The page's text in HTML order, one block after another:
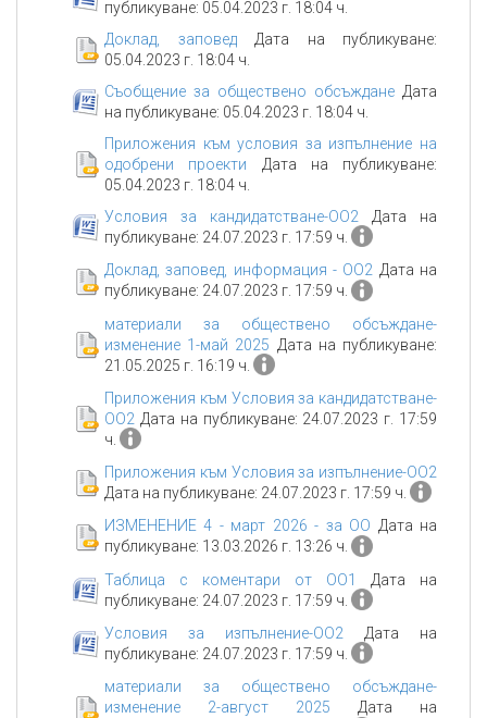
публикуване: 05.04.2023 г. 18:04 ч.
Доклад, заповедДата на публикуване:
05.04.2023 г. 18:04 ч.
Съобщение за обществено обсъждане Дата
на публикуване: 05.04.2023 г. 18:04 ч.
Приложения към условия за изпълнение на
одобрени проекти Дата на публикуване:
05.04.2023 г. 18:04 ч.
Условия за кандидатстване-ОО2 Дата на
публикуване: 24.07.2023 г. 17:59 ч.
Доклад, заповед, информация - ОО2 Дата на
публикуване: 24.07.2023 г. 17:59 ч.
материали за обществено обсъждане-
изменение 1-май 2025 Дата на публикуване:
21.05.2025 г. 16:19 ч.
Приложения към Условия за кандидатстване-
ОО2 Дата на публикуване: 24.07.2023 г. 17:59
ч.
Приложения към Условия за изпълнение-ОО2
Дата на публикуване: 24.07.2023 г. 17:59 ч.
ИЗМЕНЕНИЕ 4 - март 2026 - за ОО Дата на
публикуване: 13.03.2026 г. 13:26 ч.
Таблица с коментари от ОО1
Дата на
публикуване: 24.07.2023 г. 17:59 ч.
Условия за изпълнение-ОО2 Дата на
публикуване: 24.07.2023 г. 17:59 ч.
материали за обществено обсъждане-
изменение 2-август 2025 Дата на